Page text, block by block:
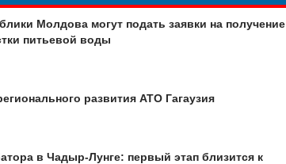
Молдова могут подать заявки на получение
питьевой воды
развития АТО Гагаузия
в Чадыр-Лунге: первый этап близится к